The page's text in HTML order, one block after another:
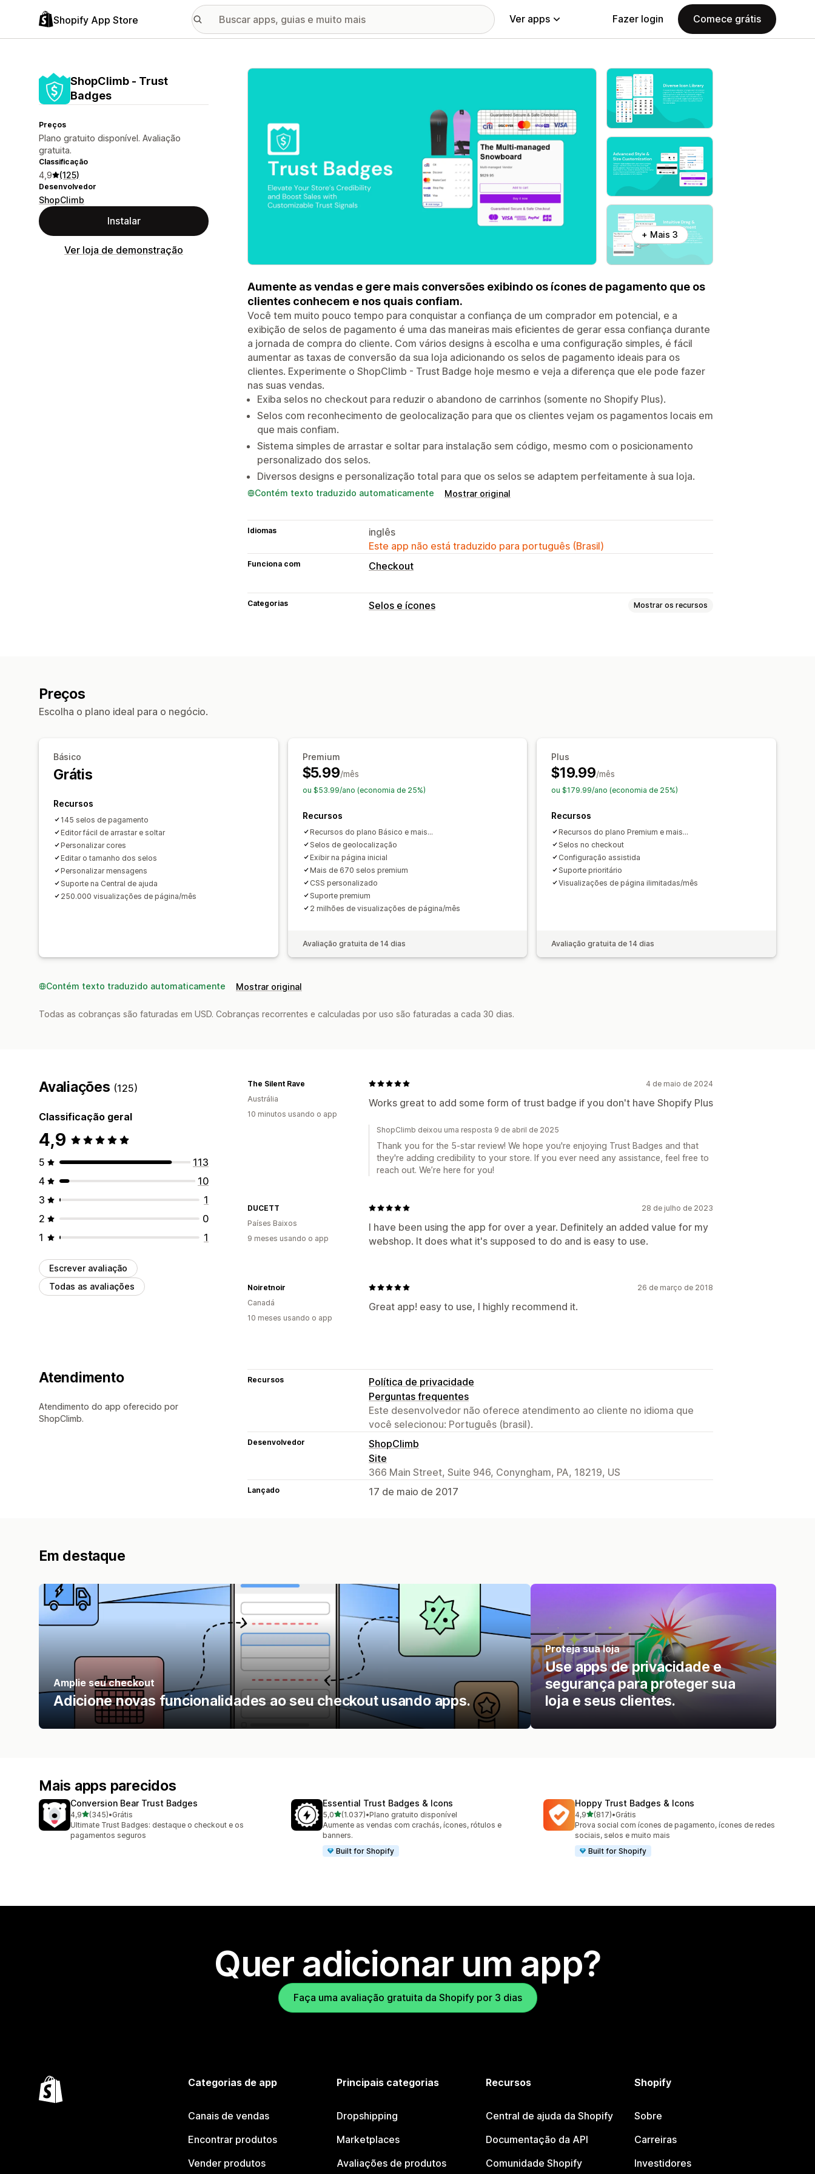
Shopify App Store Ver apps Fazer login Comece grátis
ShopClimb ‑ Trust
Badges
Preços
Plano gratuito disponível. Avaliação
gratuita.
Classificação
4,9 (125)
Desenvolvedor
ShopClimb
Instalar
Ver loja de demonstração
Galeria de imagens em destaque
+ Mais 3
Aumente as vendas e gere mais conversões exibindo os ícones de pagamento que os
clientes conhecem e nos quais confiam.
Você tem muito pouco tempo para conquistar a confiança de um comprador em potencial, e a
exibição de selos de pagamento é uma das maneiras mais eficientes de gerar essa confiança durante
a jornada de compra do cliente. Com vários designs à escolha e uma configuração simples, é fácil
aumentar as taxas de conversão da sua loja adicionando os selos de pagamento ideais para os
clientes. Experimente o ShopClimb - Trust Badge hoje mesmo e veja a diferença que ele pode fazer
nas suas vendas.
Exiba selos no checkout para reduzir o abandono de carrinhos (somente no Shopify Plus).
Selos com reconhecimento de geolocalização para que os clientes vejam os pagamentos locais em
que mais confiam.
Sistema simples de arrastar e soltar para instalação sem código, mesmo com o posicionamento
personalizado dos selos.
Diversos designs e personalização total para que os selos se adaptem perfeitamente à sua loja.
Contém texto traduzido automaticamente Mostrar original
Idiomas
inglês
Este app não está traduzido para português (Brasil)
Funciona com Checkout
Categorias Selos e ícones Mostrar os recursos
Dicas de ferramentas
Responsividade para dispositivos móveis Específico do dispositivo
Posição do ícone
Posicionamento automático
Páginas personalizadas
Página do carrinho Página de checkout
Páginas de coleção
Cabeçalho Seção principal
Páginas de destino
Páginas de produtos Página de pesquisa
Preços
Escolha o plano ideal para o negócio.
Básico
Grátis
Recursos
145 selos de pagamento
Editor fácil de arrastar e soltar
Personalizar cores
Editar o tamanho dos selos
Personalizar mensagens
Suporte na Central de ajuda
250.000 visualizações de página/mês
Premium
$5.99/mês
ou $53.99/ano (economia de 25%)
Recursos
Recursos do plano Básico e mais...
Selos de geolocalização
Exibir na página inicial
Mais de 670 selos premium
CSS personalizado
Suporte premium
2 milhões de visualizações de página/mês
Avaliação gratuita de 14 dias
Plus
$19.99/mês
ou $179.99/ano (economia de 25%)
Recursos
Recursos do plano Premium e mais...
Selos no checkout
Configuração assistida
Suporte prioritário
Visualizações de página ilimitadas/mês
Avaliação gratuita de 14 dias
Contém texto traduzido automaticamente Mostrar original
Todas as cobranças são faturadas em USD. Cobranças recorrentes e calculadas por uso são faturadas a cada 30 dias.
Avaliações (125)
Classificação geral
4,9
5
113
4
10
3
1
2
0
1
1
Escrever avaliação
Todas as avaliações
4 de maio de 2024
Works great to add some form of trust badge if you don't have Shopify Plus
The Silent Rave
Austrália
10 minutos usando o app
ShopClimb deixou uma resposta 9 de abril de 2025
Thank you for the 5-star review! We hope you're enjoying Trust Badges and that
they're adding credibility to your store. If you ever need any assistance, feel free to
reach out. We’re here for you!
28 de julho de 2023
I have been using the app for over a year. Definitely an added value for my
webshop. It does what it's supposed to do and is easy to use.
DUCETT
Países Baixos
9 meses usando o app
26 de março de 2018
Great app! easy to use, I highly recommend it.
Noiretnoir
Canadá
10 meses usando o app
Atendimento
Atendimento do app oferecido por
ShopClimb.
Recursos
Política de privacidade
Perguntas frequentes
Este desenvolvedor não oferece atendimento ao cliente no idioma que
você selecionou: Português (brasil).
Desenvolvedor
ShopClimb
Site
366 Main Street, Suite 946, Conyngham, PA, 18219, US
Lançado 17 de maio de 2017
Em destaque
Amplie seu checkout
Adicione novas funcionalidades ao seu checkout usando apps.
Proteja sua loja
Use apps de privacidade e
segurança para proteger sua
loja e seus clientes.
Mais apps parecidos
Conversion Bear Trust Badges
4,9de 5 estrelas
(345)
345 avaliações ao todo
•Grátis
Ultimate Trust Badges: destaque o checkout e os
pagamentos seguros
Essential Trust Badges & Icons
5,0de 5 estrelas
(1.037)
1037 avaliações ao todo
•Plano gratuito disponível
Aumente as vendas com crachás, ícones, rótulos e
banners.
Built for Shopify
Hoppy Trust Badges & Icons
4,9de 5 estrelas
(817)
817 avaliações ao todo
•Grátis
Prova social com ícones de pagamento, ícones de redes
sociais, selos e muito mais
Built for Shopify
Quer adicionar um app?
Faça uma avaliação gratuita da Shopify por 3 dias
Categorias de app
Canais de vendas
Encontrar produtos
Vender produtos
Principais categorias
Dropshipping
Marketplaces
Avaliações de produtos
Recursos
Central de ajuda da Shopify
Documentação da API
Comunidade Shopify
Shopify
Sobre
Carreiras
Investidores